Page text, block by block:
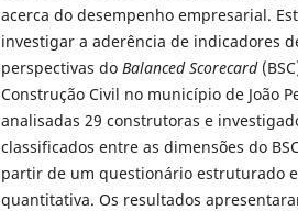
acerca do desempenho empresarial.
investigar a aderência de indicadores
perspectivas do Balanced Scorecard
Construção Civil no município de João
analisadas 29 construtoras e
classificados entre as dimensões do
partir de um questionário estruturado
quantitativa. Os resultados